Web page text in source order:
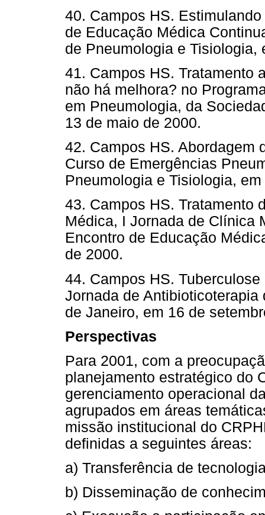
40. Campos HS.
de Educação Médica
de Pneumologia e Tisiologia,
41. Campos HS. Tratamento
não há melhora? no
em Pneumologia, da
13 de maio de 2000.
42. Campos HS. Abordagem
Curso de Emergências
Pneumologia e Tisiologia,
43. Campos HS. Tratamento
Médica, I Jornada de Clínica
Encontro de Educação
de 2000.
44. Campos HS.
Jornada de
de Janeiro, em 16 de
Perspectivas
Para 2001, com a
planejamento estratégico do
gerenciamento operacional
agrupados em áreas
missão institucional do
definidas a seguintes áreas:
a) Transferência de
b) Disseminação de